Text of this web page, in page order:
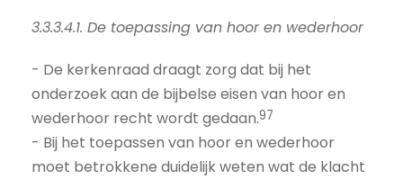
3.3.3.4.1. De toepassing van hoor en wederhoor
- De kerkenraad draagt zorg dat bij het
onderzoek aan de bijbelse eisen van hoor en
wederhoor recht wordt gedaan.97
- Bij het toepassen van hoor en wederhoor
moet betrokkene duidelijk weten wat de klacht